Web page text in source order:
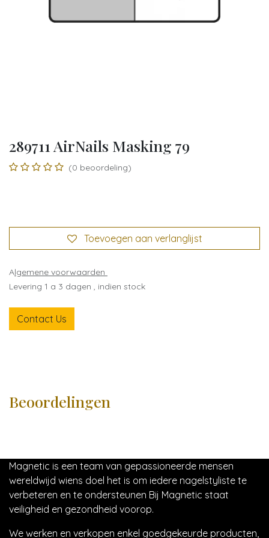
289711 AirNails Masking 79
(0 beoordeling)
Toevoegen aan verlanglijst
Algemene voorwaarden
Levering 1 a 3 dagen , indien stock
Contact Us
Beoordelingen
Magnetic is een team van gepassioneerde mensen
wereldwijd wiens doel het is om iedere nagelstyliste te
verbeteren en te ondersteunen Bij Magnetic staat
veiligheid en gezondheid voorop.
We werken en verkopen enkel goedgekeurde producten,